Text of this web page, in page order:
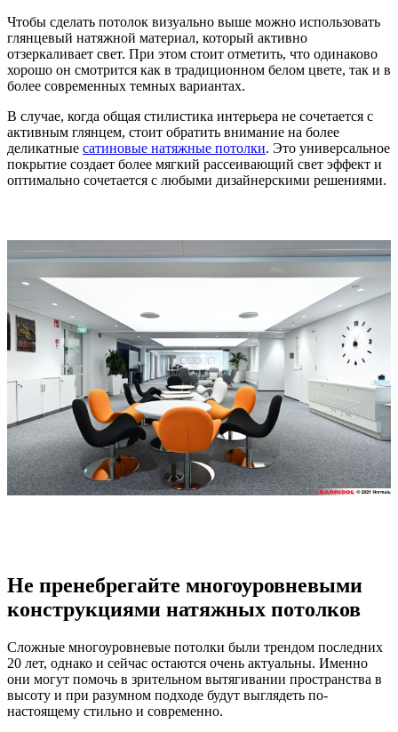
Чтобы сделать потолок визуально выше можно использовать
глянцевый натяжной материал, который активно
отзеркаливает свет. При этом стоит отметить, что одинаково
хорошо он смотрится как в традиционном белом цвете, так и в
более современных темных вариантах.
В случае, когда общая стилистика интерьера не сочетается с
активным глянцем, стоит обратить внимание на более
деликатные сатиновые натяжные потолки. Это универсальное
покрытие создает более мягкий рассеивающий свет эффект и
оптимально сочетается с любыми дизайнерскими решениями.
Не пренебрегайте многоуровневыми
конструкциями натяжных потолков
Сложные многоуровневые потолки были трендом последних
20 лет, однако и сейчас остаются очень актуальны. Именно
они могут помочь в зрительном вытягивании пространства в
высоту и при разумном подходе будут выглядеть по-
настоящему стильно и современно.